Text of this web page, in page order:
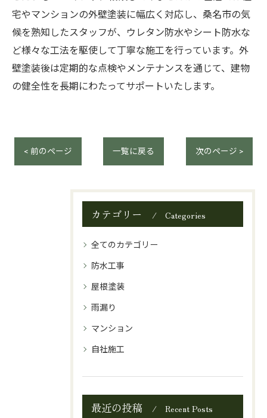
宅やマンションの外壁塗装に幅広く対応し、桑名市の気
候を熟知したスタッフが、ウレタン防水やシート防水な
ど様々な工法を駆使して丁寧な施工を行っています。外
壁塗装後は定期的な点検やメンテナンスを通じて、建物
の健全性を長期にわたってサポートいたします。
< 前のページ 一覧に戻る 次のページ >
カテゴリー Categories
全てのカテゴリー
防水工事
屋根塗装
雨漏り
マンション
自社施工
最近の投稿 Recent Posts